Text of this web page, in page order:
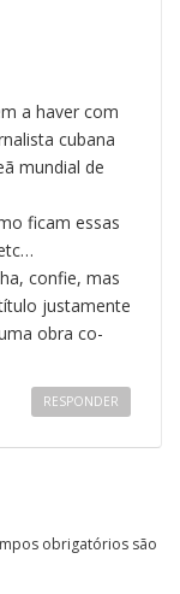
a haver com
cubana
mundial de
ficam essas
confie, mas
justamente
obra co-
RESPONDER
obrigatórios são